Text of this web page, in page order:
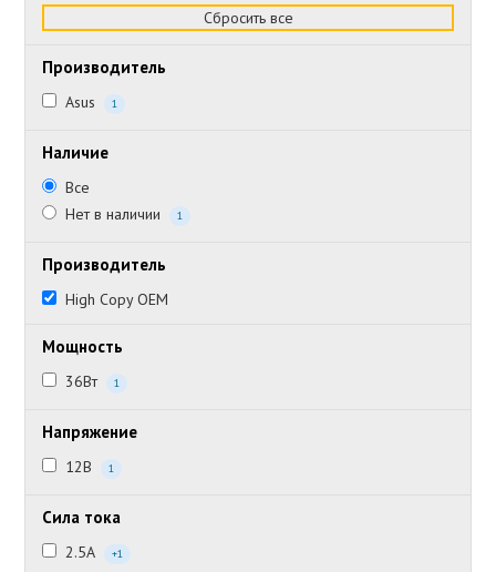
Сбросить все
Производитель
Asus 1
Наличие
Все
Нет в наличии
1
Производитель
High Copy OEM
Мощность
36Вт 1
Напряжение
12В 1
Сила тока
2.5А +1